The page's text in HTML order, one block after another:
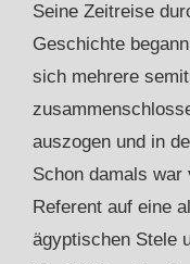
Seine Zeitreise
Geschichte
sich mehrere
auszogen und in
Schon damals
Referent auf eine
ägyptischen Stele